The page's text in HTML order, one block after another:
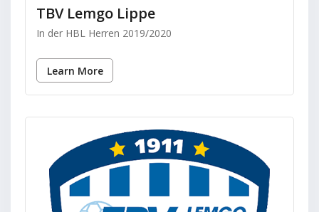
TBV Lemgo Lippe
In der HBL Herren 2019/2020
Learn More